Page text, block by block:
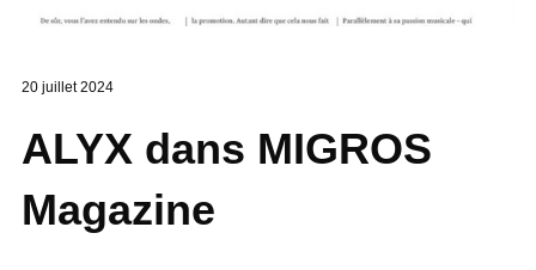
20 juillet 2024
ALYX dans MIGROS
Magazine